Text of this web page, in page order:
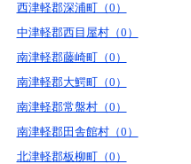
西津軽郡深浦町（0）
中津軽郡西目屋村（0）
南津軽郡藤崎町（0）
南津軽郡大鰐町（0）
南津軽郡常盤村（0）
南津軽郡田舎館村（0）
北津軽郡板柳町（0）